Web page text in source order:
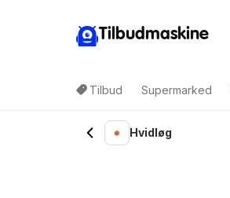
Tilbudmaskine
Tilbud Supermarked
Hvidløg